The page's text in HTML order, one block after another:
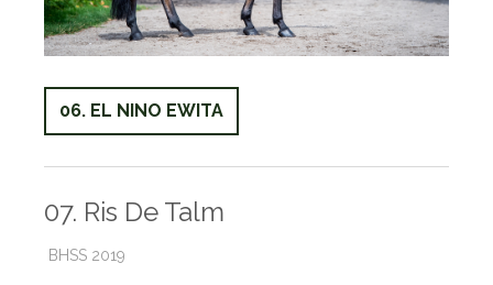
06. EL NINO EWITA
07. Ris De Talm
BHSS 2019